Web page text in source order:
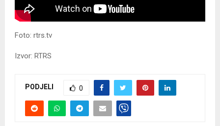
Foto: rtrs.tv
Izvor: RTRS
PODJELI 0